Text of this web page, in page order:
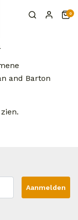
0
and Barton
Aanmelden